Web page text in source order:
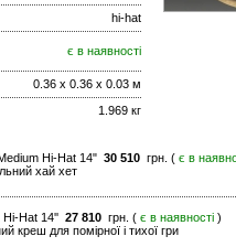
hi-hat
є в наявності
0.36 x 0.36 x 0.03 м
1.969 кг
Hi-Hat 14" 30 510 грн. ( є в
хай хет
Hat 14'' 27 810 грн. ( є в наявності )
креш для помірної і тихої гри